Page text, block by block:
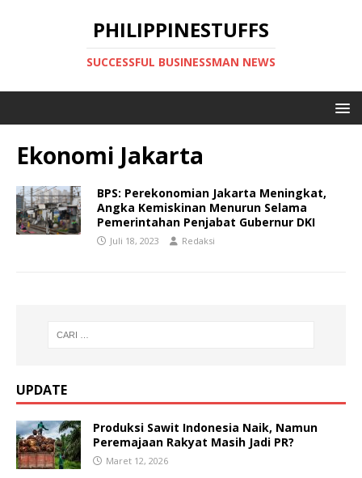
PHILIPPINESTUFFS
SUCCESSFUL BUSINESSMAN NEWS
Ekonomi Jakarta
BPS: Perekonomian Jakarta Meningkat,
Angka Kemiskinan Menurun Selama
Pemerintahan Penjabat Gubernur DKI
Juli 18, 2023 Redaksi
UPDATE
Produksi Sawit Indonesia Naik, Namun
Peremajaan Rakyat Masih Jadi PR?
Maret 12, 2026